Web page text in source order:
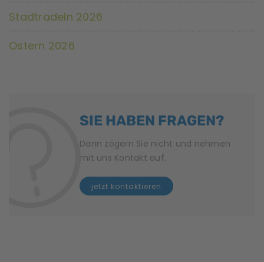
t
n
Stadtradeln 2026
Ostern 2026
SIE HABEN FRAGEN?
Dann zögern Sie nicht und nehmen
mit uns Kontakt auf.
jetzt kontaktieren